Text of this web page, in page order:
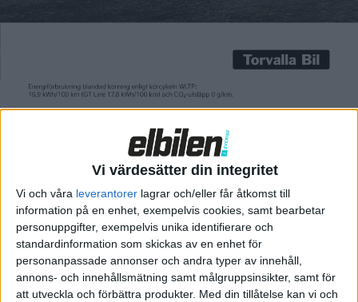
Vi värdesätter din integritet
Vi och våra leverantorer lagrar och/eller får åtkomst till
information på en enhet, exempelvis cookies, samt bearbetar
personuppgifter, exempelvis unika identifierare och
standardinformation som skickas av en enhet för
personanpassade annonser och andra typer av innehåll,
annons- och innehållsmätning samt målgruppsinsikter, samt för
att utveckla och förbättra produkter. Med din tillåtelse kan vi och
I Volvos senaste elbil C40 (som Elbilen precis varit och
provkört) hittas funktionen Range Optimizer som nu även
kommer till XC40 och Polestar 2 genom den senaste
uppdateringen over the air, OTA.
Appen ska hjälpa föraren att köra så energieffektivt som
möjligt genom olika staplar som färgas orangea när
förbrukningen blir för hög. Tanken är att genom det visuellt
visa hur du ska köra för att få så lång räckvidd som möjligt.
Genom att aktivera funktionen minskas också effekten på
klimatanläggningen för att spara energi.
Under appen ligger även en uppdatering av batteriets